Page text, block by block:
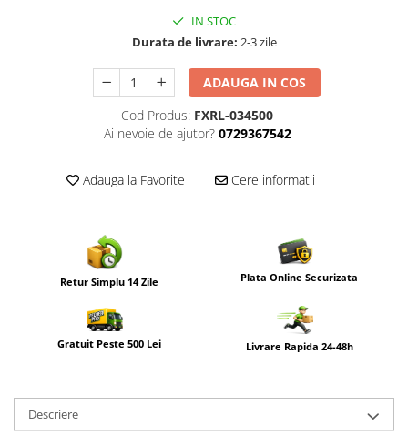
IN STOC
Durata de livrare: 2-3 zile
ADAUGA IN COS
Cod Produs: FXRL-034500
Ai nevoie de ajutor? 0729367542
Adauga la Favorite Cere informatii
Retur Simplu 14 Zile Plata Online Securizata
Gratuit Peste 500 Lei Livrare Rapida 24-48h
Descriere